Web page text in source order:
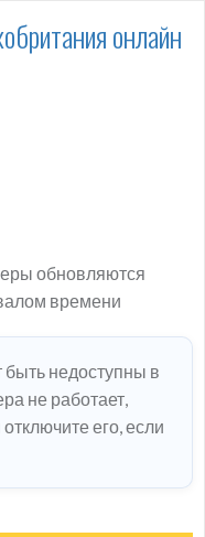
онлайн
обновляются
времени
недоступны в
не работает,
его, если